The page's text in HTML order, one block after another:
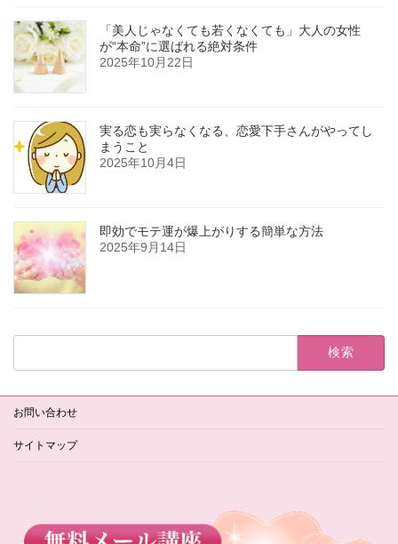
「美人じゃなくても若くなくても」大人の女性
が“本命”に選ばれる絶対条件
2025年10月22日
実る恋も実らなくなる、恋愛下手さんがやってし
まうこと
2025年10月4日
即効でモテ運が爆上がりする簡単な方法
2025年9月14日
検
お問い合わせ
サイトマップ